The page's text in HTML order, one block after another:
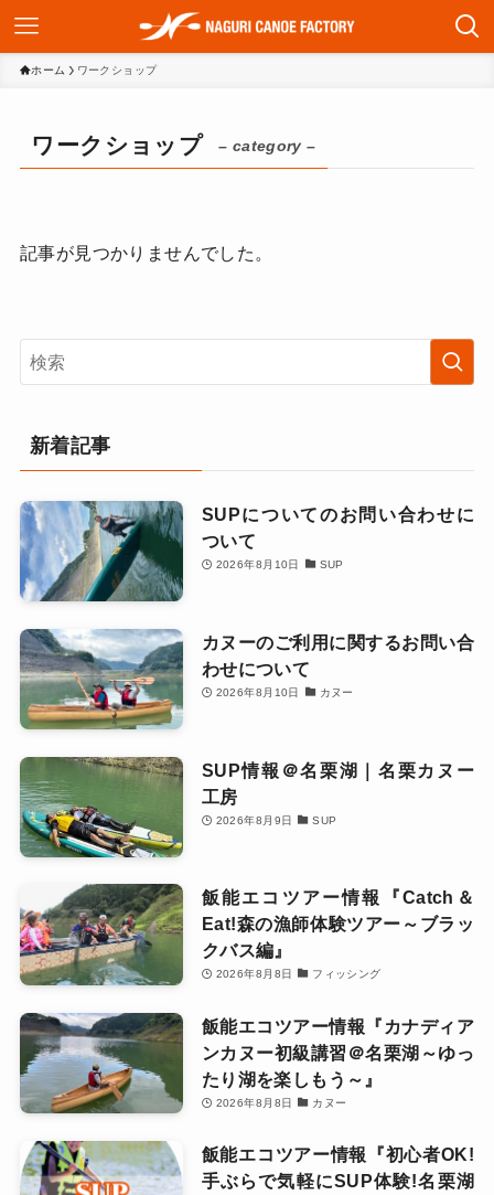
ホーム ワークショップ
ワークショップ – category –
記事が見つかりませんでした。
新着記事
SUPについてのお問い合わせに
ついて
2026年8月10日 SUP
カヌーのご利用に関するお問い合
わせについて
2026年8月10日 カヌー
SUP情報＠名栗湖｜名栗カヌー
工房
2026年8月9日 SUP
飯能エコツアー情報『Catch＆
Eat!森の漁師体験ツアー～ブラッ
クバス編』
2026年8月8日 フィッシング
飯能エコツアー情報『カナディア
ンカヌー初級講習＠名栗湖～ゆっ
たり湖を楽しもう～』
2026年8月8日 カヌー
飯能エコツアー情報『初心者OK!
手ぶらで気軽にSUP体験!名栗湖